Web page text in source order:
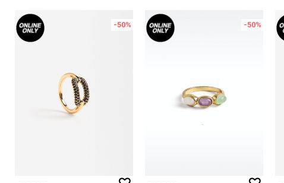
ИСПРАТИ
-50% -50%